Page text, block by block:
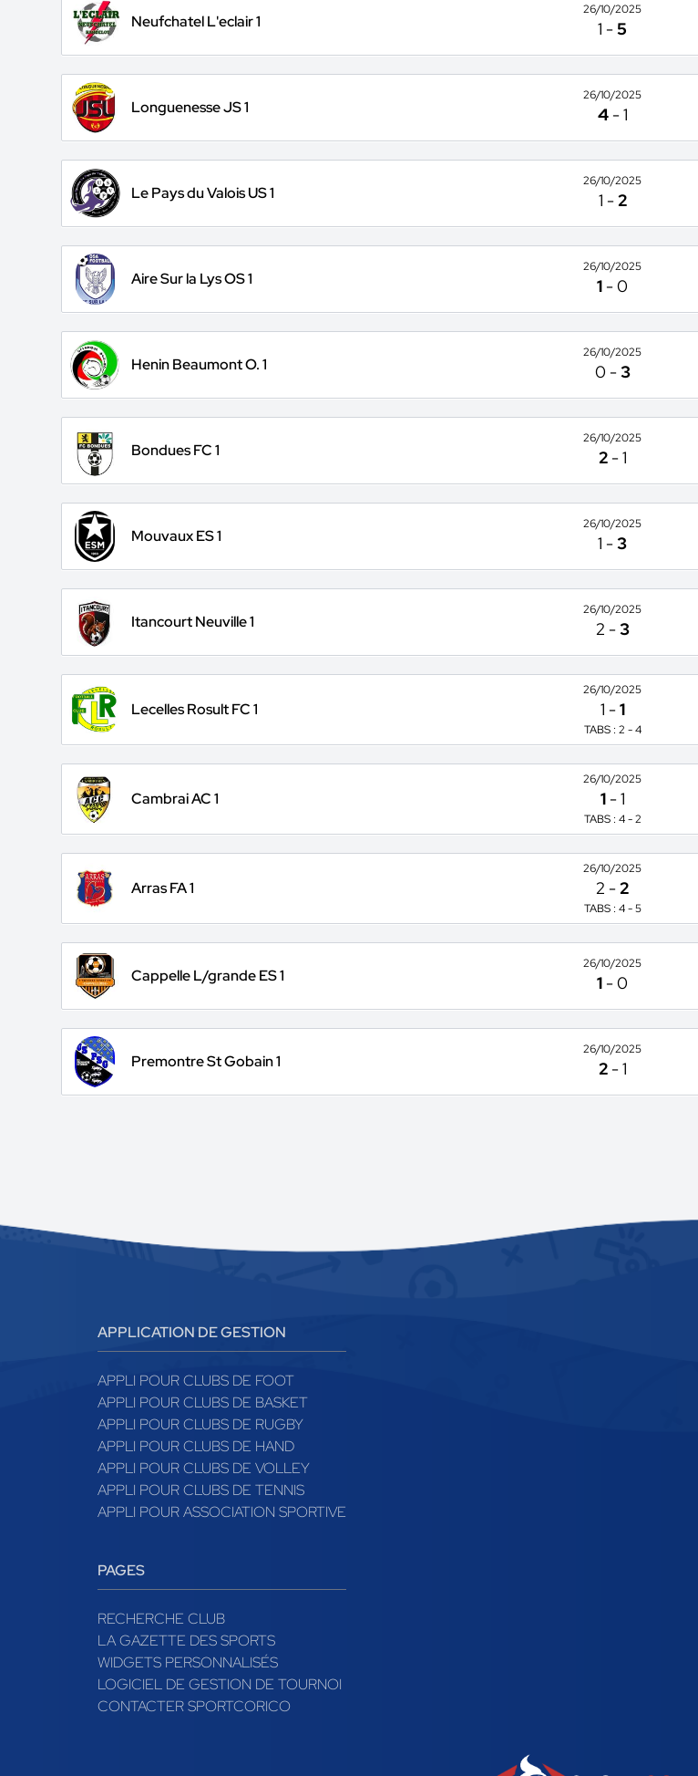
Neufchatel L'eclair 1
26/10/2025
1 -5
Longuenesse JS 1
26/10/2025
4 -1
Le Pays du Valois US 1
26/10/2025
1 -2
Aire Sur la Lys OS 1
26/10/2025
1 -0
Henin Beaumont O. 1
26/10/2025
0 -3
Bondues FC 1
26/10/2025
2 -1
Mouvaux ES 1
26/10/2025
1 -3
Itancourt Neuville 1
26/10/2025
2 -3
Lecelles Rosult FC 1
26/10/2025
1 -1
TABS : 2 - 4
Cambrai AC 1
26/10/2025
1 -1
TABS : 4 - 2
Arras FA 1
26/10/2025
2 -2
TABS : 4 - 5
Cappelle L/grande ES 1
26/10/2025
1 -0
Premontre St Gobain 1
26/10/2025
2 -1
APPLICATION DE GESTION
APPLI POUR CLUBS DE FOOT
APPLI POUR CLUBS DE BASKET
APPLI POUR CLUBS DE RUGBY
APPLI POUR CLUBS DE HAND
APPLI POUR CLUBS DE VOLLEY
APPLI POUR CLUBS DE TENNIS
APPLI POUR ASSOCIATION SPORTIVE
PAGES
RECHERCHE CLUB
LA GAZETTE DES SPORTS
WIDGETS PERSONNALISÉS
LOGICIEL DE GESTION DE TOURNOI
CONTACTER SPORTCORICO